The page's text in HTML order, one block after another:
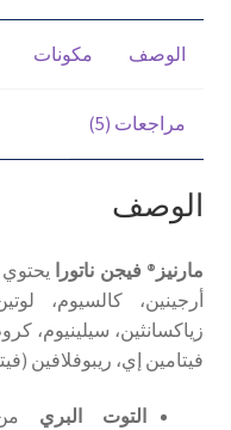
البري
على
الرؤية
الطبيعية
الوصف مكونات
مراجعات (5)
الوصف
مارنيز ® فيجن ناتورا‫
أرجينين، كالسيوم،
زياكسانثين، سيلينيوم،
فيتامين ﺇي، ريبوفلافين (فيتامين ب٢) و
التوت البري